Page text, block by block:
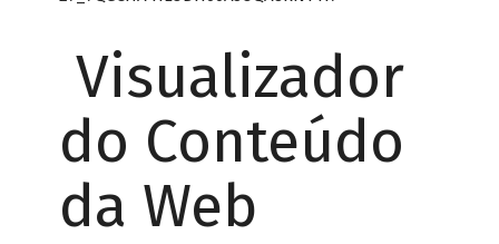
Visualizador
do Conteúdo
da Web